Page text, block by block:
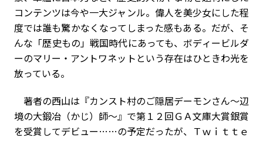
コンテンツは今や一大ジャンル。偉人を美少女にした程
度では誰も驚かなくなってしまった感もある。だが、そ
んな「歴史もの」戦国時代にあっても、ボディービルダ
ーのマリー・アントワネットという存在はひときわ光を
放っている。
著者の西山は『カンスト村のご隠居デーモンさん～辺
境の大鍛冶（かじ）師～』で第１２回ＧＡ文庫大賞銀賞
を受賞してデビュー……の予定だったが、Ｔｗｉｔｔｅ